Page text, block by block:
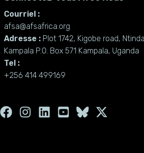
Courriel :
afsa@afsafrica.org
Adresse : Plot 1742, Kigobe road,
Kampala P.O. Box 571 Kampala, Uganda
Tel :
+256 414 499169
F
a
I
n
L
i
Y
o
X
-